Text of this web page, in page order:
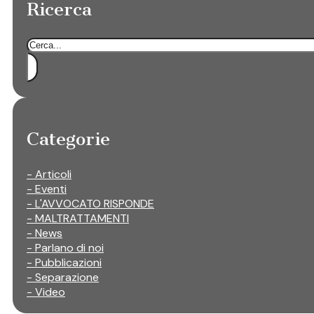
Ricerca
Cerca
Categorie
- Articoli
- Eventi
- L'AVVOCATO RISPONDE
- MALTRATTAMENTI
- News
- Parlano di noi
- Pubblicazioni
- Separazione
- Video